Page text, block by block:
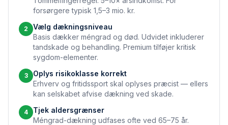
forsørgere typisk 1,5–3 mio. kr.
2
Vælg dækningsniveau
Basis dækker méngrad og død. Udvidet inkluderer
tandskade og behandling. Premium tilføjer kritisk
sygdom-elementer.
3
Oplys risikoklasse korrekt
Erhverv og fritidssport skal oplyses præcist — ellers
kan selskabet afvise dækning ved skade.
4
Tjek aldersgrænser
Méngrad-dækning udfases ofte ved 65–75 år.